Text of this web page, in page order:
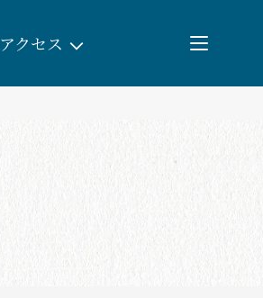
アクセス
団体予約
教育/研修旅行
観る・遊ぶ